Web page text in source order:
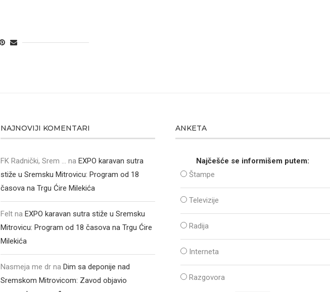
NAJNOVIJI KOMENTARI
FK Radnički, Srem ... na EXPO karavan sutra
stiže u Sremsku Mitrovicu: Program od 18
časova na Trgu Ćire Milekića
Felt na EXPO karavan sutra stiže u Sremsku
Mitrovicu: Program od 18 časova na Trgu Ćire
Milekića
Nasmeja me dr na Dim sa deponije nad
Sremskom Mitrovicom: Zavod objavio
ANKETA
Najčešće se informišem putem:
Štampe
Televizije
Radija
Interneta
Razgovora